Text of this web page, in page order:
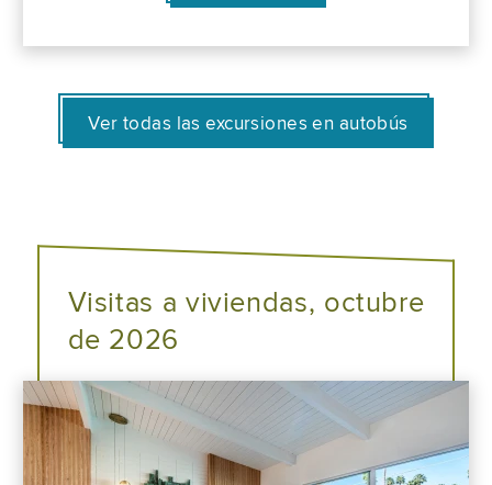
Ver todas las excursiones en autobús
Visitas a viviendas, octubre
de 2026